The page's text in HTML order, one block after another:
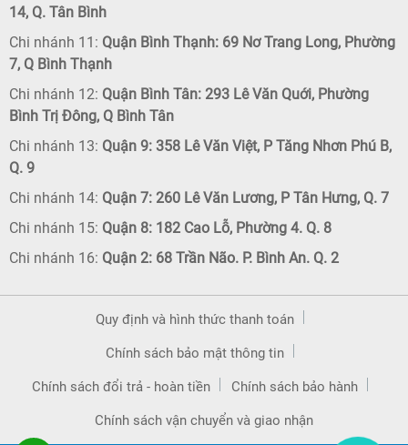
14, Q. Tân Bình
Chi nhánh 11: Quận Bình Thạnh: 69 Nơ Trang Long, Phường
7, Q Bình Thạnh
Chi nhánh 12: Quận Bình Tân: 293 Lê Văn Quới, Phường
Bình Trị Đông, Q Bình Tân
Chi nhánh 13: Quận 9: 358 Lê Văn Việt, P Tăng Nhơn Phú B,
Q. 9
Chi nhánh 14: Quận 7: 260 Lê Văn Lương, P Tân Hưng, Q. 7
Chi nhánh 15: Quận 8: 182 Cao Lỗ, Phường 4. Q. 8
Chi nhánh 16: Quận 2: 68 Trần Não. P. Bình An. Q. 2
Quy định và hình thức thanh toán
Chính sách bảo mật thông tin
Chính sách đổi trả - hoàn tiền Chính sách bảo hành
Chính sách vận chuyển và giao nhận